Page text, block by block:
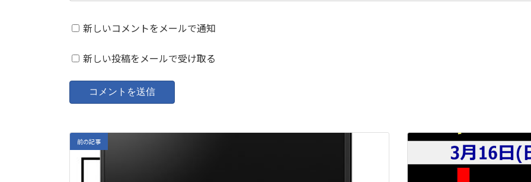
新しいコメントをメールで通知
新しい投稿をメールで受け取る
前の記事